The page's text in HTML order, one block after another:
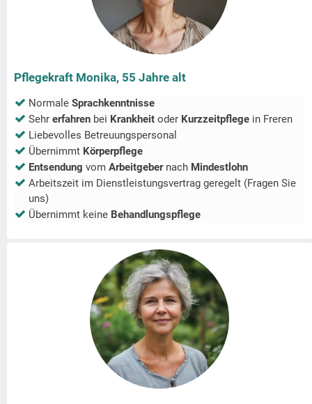
Pflegekraft Monika, 55 Jahre alt
Normale Sprachkenntnisse
Sehr erfahren bei Krankheit oder Kurzzeitpflege in Freren
Liebevolles Betreuungspersonal
Übernimmt Körperpflege
Entsendung vom Arbeitgeber nach Mindestlohn
Arbeitszeit im Dienstleistungsvertrag geregelt (Fragen Sie
uns)
Übernimmt keine Behandlungspflege